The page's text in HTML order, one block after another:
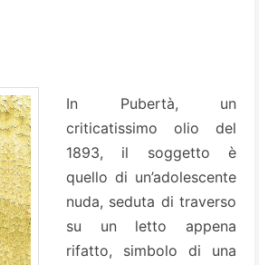
In Pubertà, un
criticatissimo olio del
1893, il soggetto è
quello di un’adolescente
nuda, seduta di traverso
su un letto appena
rifatto, simbolo di una